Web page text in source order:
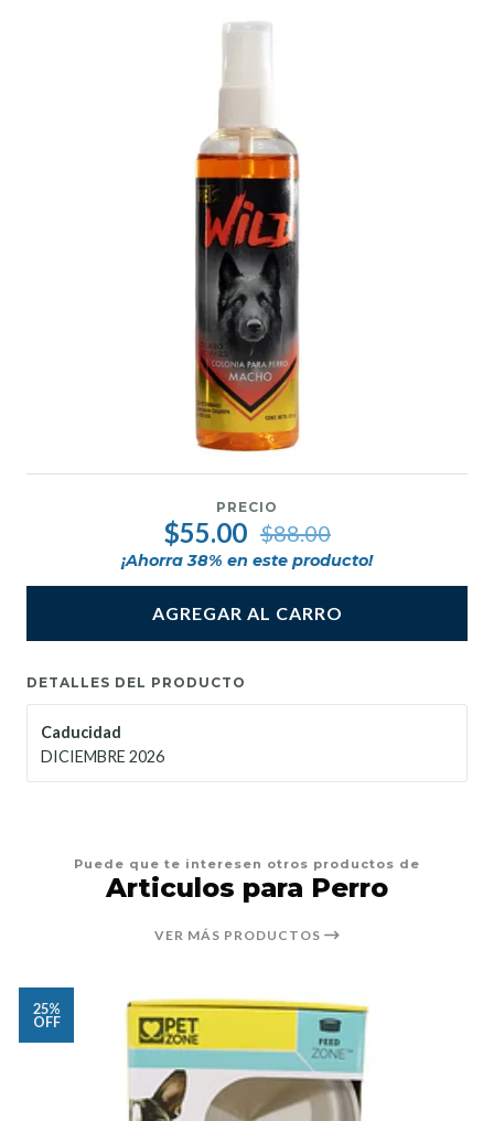
PRECIO
$55.00 $88.00
¡Ahorra38% en este producto!
AGREGAR AL CARRO
DETALLES DEL PRODUCTO
Caducidad
DICIEMBRE 2026
Puede que te interesen otros productos de
Articulos para Perro
VER MÁS PRODUCTOS
25%
OFF